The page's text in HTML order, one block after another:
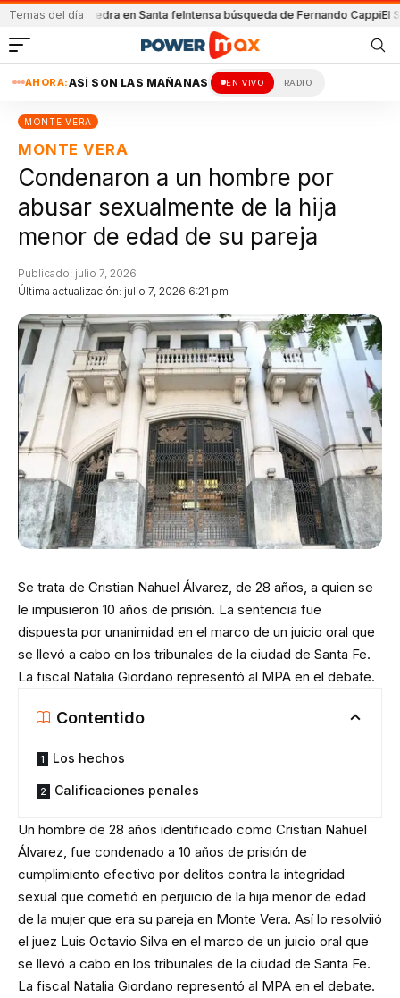
Temas del día
con una piedra en Santa feIntensa búsqueda de Fernando Cappi El
AHORA:ASÍ SON LAS MAÑANAS EN VIVO RADIO
MONTE VERA
MONTE VERA
Condenaron a un hombre por
abusar sexualmente de la hija
menor de edad de su pareja
Última actualización: julio 7, 2026 6:21 pm
Publicado: julio 7, 2026
Se trata de Cristian Nahuel Álvarez, de 28 años, a quien se
le impusieron 10 años de prisión. La sentencia fue
dispuesta por unanimidad en el marco de un juicio oral que
se llevó a cabo en los tribunales de la ciudad de Santa Fe.
La fiscal Natalia Giordano representó al MPA en el debate.
Contentido
Los hechos
Calificaciones penales
Un hombre de 28 años identificado como Cristian Nahuel
Álvarez, fue condenado a 10 años de prisión de
cumplimiento efectivo por delitos contra la integridad
sexual que cometió en perjuicio de la hija menor de edad
de la mujer que era su pareja en Monte Vera. Así lo resolviió
el juez Luis Octavio Silva en el marco de un juicio oral que
se llevó a cabo en los tribunales de la ciudad de Santa Fe.
La fiscal Natalia Giordano representó al MPA en el debate.